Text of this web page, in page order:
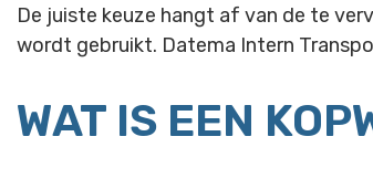
De juiste keuze hangt af van de te
wordt gebruikt. Datema Intern
WAT IS EEN